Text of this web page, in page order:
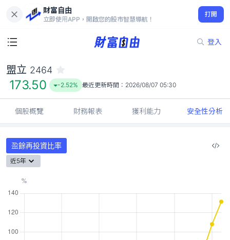
財富自由
立即使用APP，開啟您的股市智慧導航！
打開
登入
173.50
-2.52%
盟立 2464
173.50 -2.52% 最近更新時間： 2026/08/07 05:30
個股概覽 財務報表 獲利能力 安全性分析
盈餘再投資比率
近5年